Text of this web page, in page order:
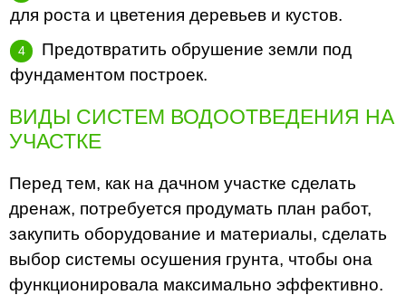
для роста и цветения деревьев и кустов.
Предотвратить обрушение земли под
фундаментом построек.
ВИДЫ СИСТЕМ ВОДООТВЕДЕНИЯ НА
УЧАСТКЕ
Перед тем, как на дачном участке сделать
дренаж, потребуется продумать план работ,
закупить оборудование и материалы, сделать
выбор системы осушения грунта, чтобы она
функционировала максимально эффективно.